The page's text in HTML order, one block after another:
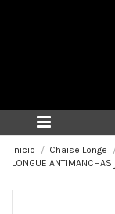
Inicio Chaise Longe
LONGUE